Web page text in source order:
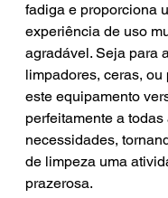
fadiga e proporciona
experiência de uso
agradável. Seja para
limpadores, ceras, ou
este equipamento
perfeitamente a todas
necessidades,
de limpeza uma
prazerosa.